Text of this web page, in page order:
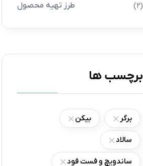
طرز تهیه محصول (2)
برچسب ها
برگر بیکن
سالاد
ساندویچ و فست فود